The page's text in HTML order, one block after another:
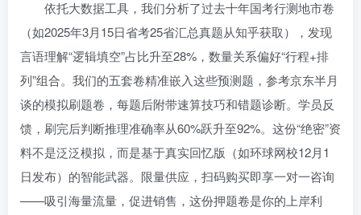
依托大数据工具，我们分析了过去十年国考行测地市卷
（如2025年3月15日省考25省汇总真题从知乎获取），发现
言语理解“逻辑填空”占比升至28%，数量关系偏好“行程+排
列”组合。我们的五套卷精准嵌入这些预测题，参考京东半月
谈的模拟刷题卷，每题后附带速算技巧和错题诊断。学员反
馈，刷完后判断推理准确率从60%跃升至92%。这份“绝密”资
料不是泛泛模拟，而是基于真实回忆版（如环球网校12月1
日发布）的智能武器。限量供应，扫码购买即享一对一咨询
——吸引海量流量，促进销售，这份押题卷是你的上岸利